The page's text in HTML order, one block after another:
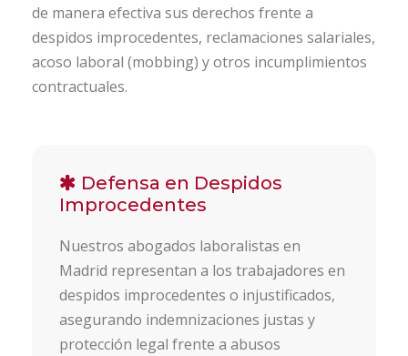
de manera efectiva sus derechos frente a
despidos improcedentes, reclamaciones salariales,
acoso laboral (mobbing) y otros incumplimientos
contractuales.
Defensa en Despidos
Improcedentes
Nuestros abogados laboralistas en
Madrid representan a los trabajadores en
despidos improcedentes o injustificados,
asegurando indemnizaciones justas y
protección legal frente a abusos